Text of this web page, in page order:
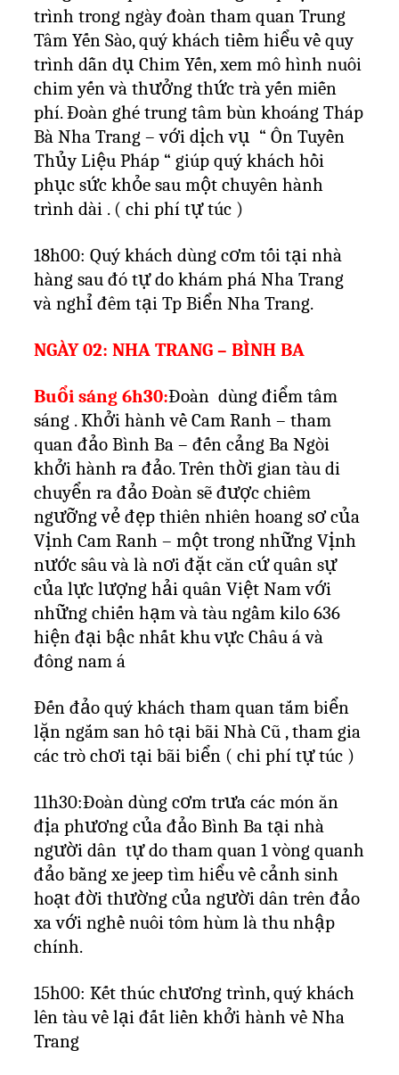
trình trong ngày đoàn tham quan Trung
Tâm Yến Sào, quý khách tiềm hiểu về quy
trình dẫn dụ Chim Yến, xem mô hình nuôi
chim yến và thưởng thức trà yến miễn
phí. Đoàn ghé trung tâm bùn khoáng Tháp
Bà Nha Trang – với dịch vụ “ Ôn Tuyền
Thủy Liệu Pháp “ giúp quý khách hồi
phục sức khỏe sau một chuyên hành
trình dài . ( chi phí tự túc )
18h00: Quý khách dùng cơm tối tại nhà
hàng sau đó tự do khám phá Nha Trang
và nghỉ đêm tại Tp Biển Nha Trang.
NGÀY 02: NHA TRANG – BÌNH BA
Buổi sáng 6h30:Đoàn dùng điểm tâm
sáng . Khởi hành về Cam Ranh – tham
quan đảo Bình Ba – đến cảng Ba Ngòi
khởi hành ra đảo. Trên thời gian tàu di
chuyển ra đảo Đoàn sẽ được chiêm
ngưỡng vẻ đẹp thiên nhiên hoang sơ của
Vịnh Cam Ranh – một trong những Vịnh
nước sâu và là nơi đặt căn cứ quân sự
của lực lượng hải quân Việt Nam với
những chiến hạm và tàu ngầm kilo 636
hiện đại bậc nhất khu vực Châu á và
đông nam á
Đến đảo quý khách tham quan tắm biển
lặn ngắm san hô tại bãi Nhà Cũ , tham gia
các trò chơi tại bãi biển ( chi phí tự túc )
11h30:Đoàn dùng cơm trưa các món ăn
địa phương của đảo Bình Ba tại nhà
người dân tự do tham quan 1 vòng quanh
đảo bằng xe jeep tìm hiểu về cảnh sinh
hoạt đời thường của người dân trên đảo
xa với nghề nuôi tôm hùm là thu nhập
chính.
15h00: Kết thúc chương trình, quý khách
lên tàu về lại đất liền khởi hành về Nha
Trang